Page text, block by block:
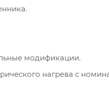
модификации.
нагрева с